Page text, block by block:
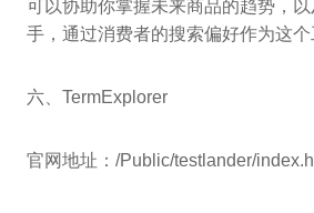
可以协助你掌握未来商品的趋势，
手，通过消费者的搜索偏好作为这个
六、TermExplorer
官网地址：/Public/testlander/